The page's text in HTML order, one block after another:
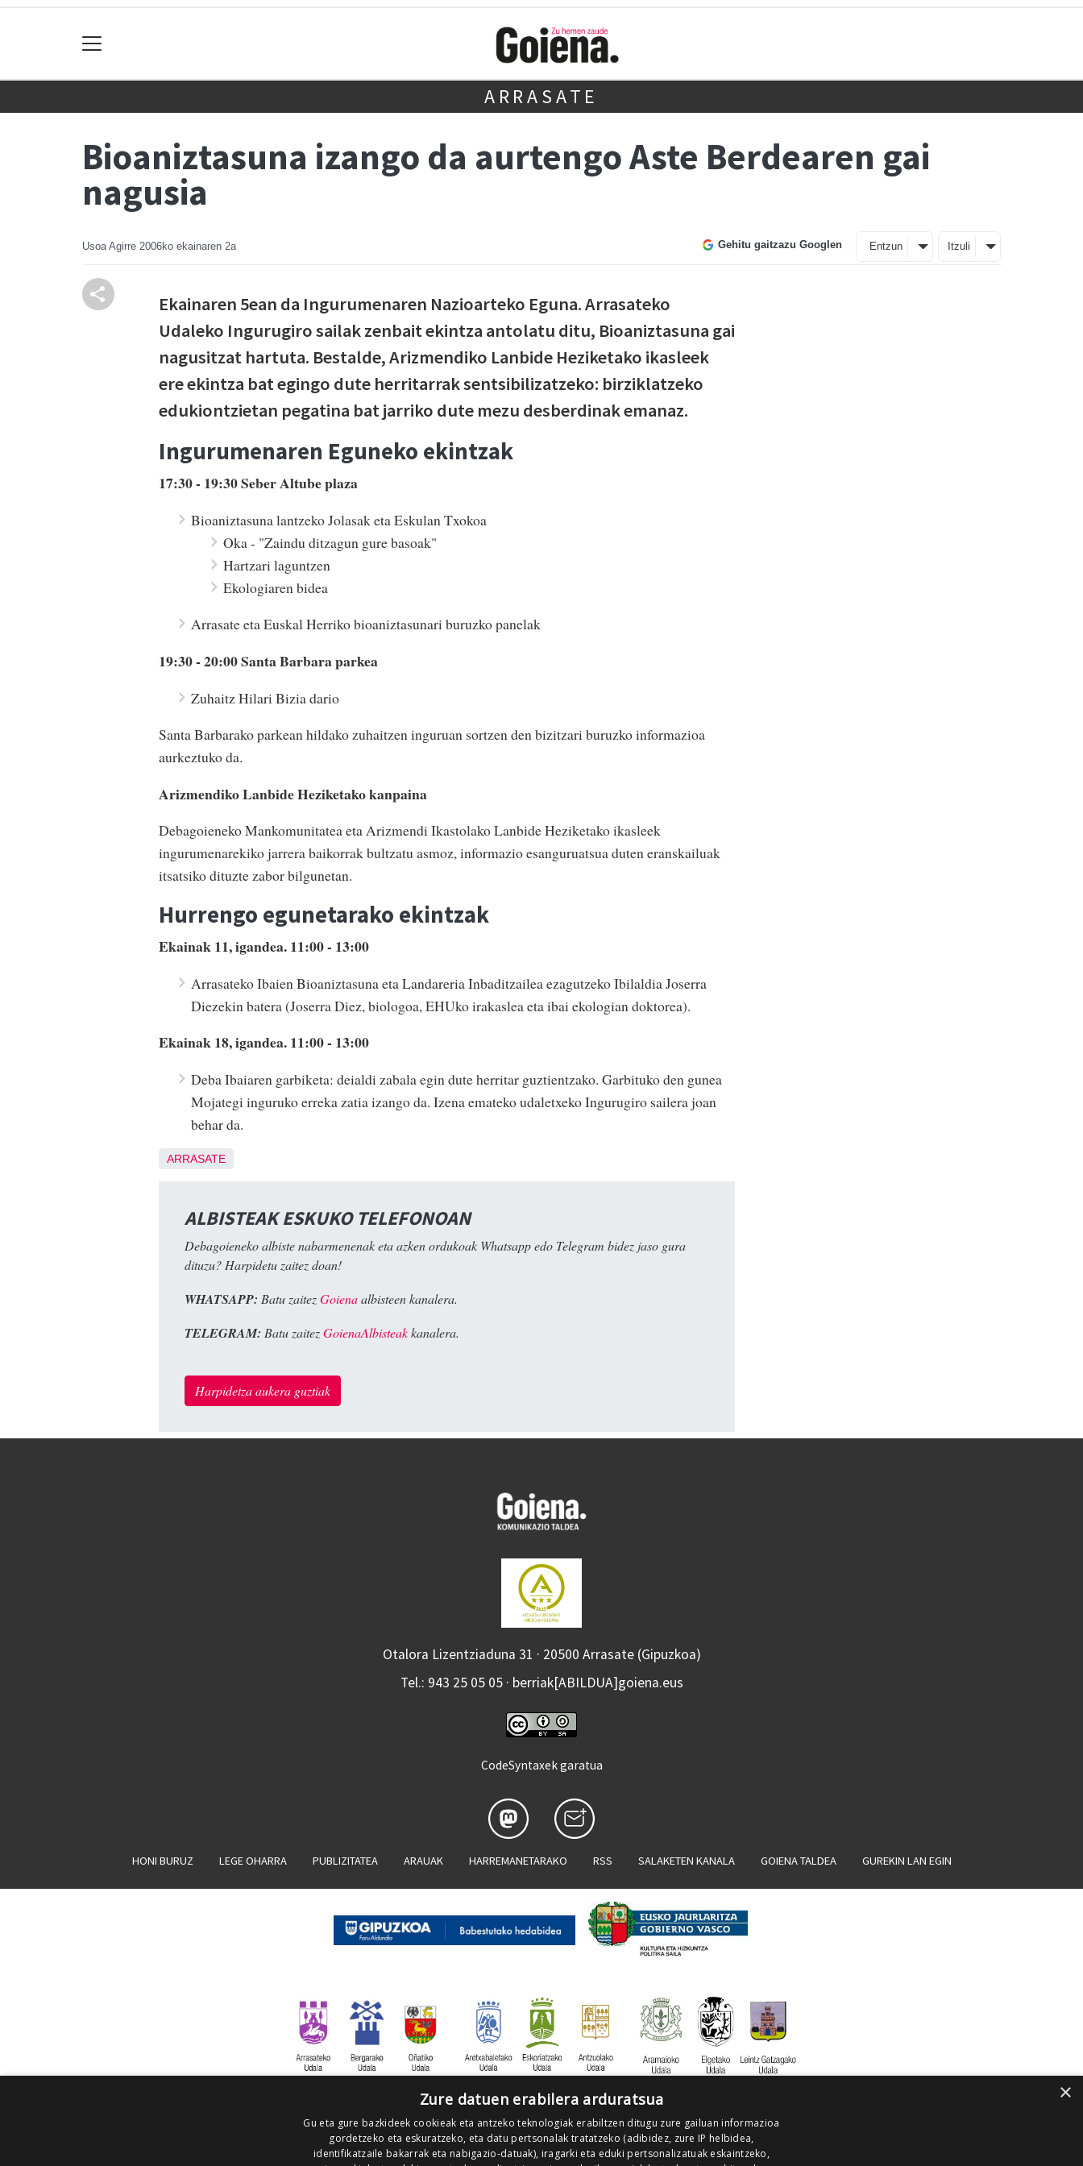
ARRASATE
Bioaniztasuna izango da aurtengo Aste Berdearen gai
nagusia
Usoa Agirre 2006ko ekainaren 2a Gehitu gaitzazu Googlen Entzun Itzuli
Ekainaren 5ean da Ingurumenaren Nazioarteko Eguna. Arrasateko
Udaleko Ingurugiro sailak zenbait ekintza antolatu ditu, Bioaniztasuna gai
nagusitzat hartuta. Bestalde, Arizmendiko Lanbide Heziketako ikasleek
ere ekintza bat egingo dute herritarrak sentsibilizatzeko: birziklatzeko
edukiontzietan pegatina bat jarriko dute mezu desberdinak emanaz.
Ingurumenaren Eguneko ekintzak
17:30 - 19:30 Seber Altube plaza
Bioaniztasuna lantzeko Jolasak eta Eskulan Txokoa
Oka - "Zaindu ditzagun gure basoak"
Hartzari laguntzen
Ekologiaren bidea
Arrasate eta Euskal Herriko bioaniztasunari buruzko panelak
19:30 - 20:00 Santa Barbara parkea
Zuhaitz Hilari Bizia dario
Santa Barbarako parkean hildako zuhaitzen inguruan sortzen den bizitzari buruzko informazioa
aurkeztuko da.
Arizmendiko Lanbide Heziketako kanpaina
Debagoieneko Mankomunitatea eta Arizmendi Ikastolako Lanbide Heziketako ikasleek
ingurumenarekiko jarrera baikorrak bultzatu asmoz, informazio esanguruatsua duten eranskailuak
itsatsiko dituzte zabor bilgunetan.
Hurrengo egunetarako ekintzak
Ekainak 11, igandea. 11:00 - 13:00
Arrasateko Ibaien Bioaniztasuna eta Landareria Inbaditzailea ezagutzeko Ibilaldia Joserra
Diezekin batera (Joserra Diez, biologoa, EHUko irakaslea eta ibai ekologian doktorea).
Ekainak 18, igandea. 11:00 - 13:00
Deba Ibaiaren garbiketa: deialdi zabala egin dute herritar guztientzako. Garbituko den gunea
Mojategi inguruko erreka zatia izango da. Izena emateko udaletxeko Ingurugiro sailera joan
behar da.
ARRASATE
ALBISTEAK ESKUKO TELEFONOAN
Debagoieneko albiste nabarmenenak eta azken ordukoak Whatsapp edo Telegram bidez jaso gura
dituzu? Harpidetu zaitez doan!
WHATSAPP: Batu zaitezGoienaalbisteen kanalera.
TELEGRAM: Batu zaitezGoienaAlbisteakkanalera.
Harpidetza aukera guztiak
Otalora Lizentziaduna 31 · 20500 Arrasate (Gipuzkoa)
Tel.: 943 25 05 05 · berriak[ABILDUA]goiena.eus
CodeSyntaxek garatua
HONI BURUZ LEGE OHARRA PUBLIZITATEA ARAUAK HARREMANETARAKO RSS SALAKETEN KANALA GOIENA TALDEA GUREKIN LAN EGIN
×
Zure datuen erabilera arduratsua
Gu eta gure bazkideek cookieak eta antzeko teknologiak erabiltzen ditugu zure gailuan informazioa
gordetzeko eta eskuratzeko, eta datu pertsonalak tratatzeko (adibidez, zure IP helbidea,
identifikatzaile bakarrak eta nabigazio-datuak), iragarki eta eduki pertsonalizatuak eskaintzeko,